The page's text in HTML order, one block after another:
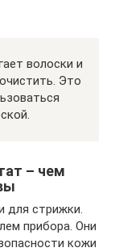
волоски и
Это
– чем
для стрижки.
прибора. Они
кожи